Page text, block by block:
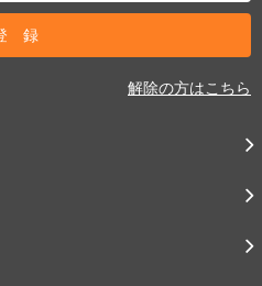
解除の方はこちら